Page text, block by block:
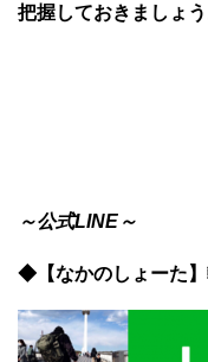
把握しておきましょう
～公式LINE～
◆【なかのしょーた